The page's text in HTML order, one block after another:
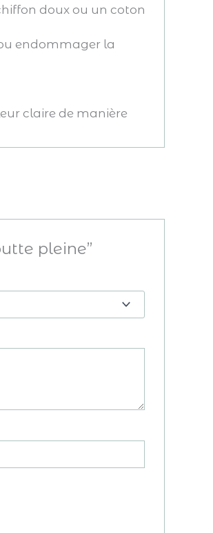
doux ou un coton
endommager la
claire de manière
pleine”